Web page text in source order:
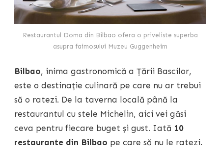
Restaurantul Doma din Bilbao ofera o priveliste superba
asupra faimosului Muzeu Guggenheim
Bilbao, inima gastronomică a Țării Bascilor,
este o destinație culinară pe care nu ar trebui
să o ratezi. De la taverna locală până la
restaurantul cu stele Michelin, aici vei găsi
ceva pentru fiecare buget și gust. Iată 10
restaurante din Bilbao pe care să nu le ratezi.